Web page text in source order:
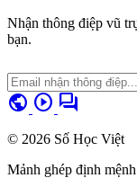
Nhận thông điệp vũ
bạn.
public play_circle forum
© 2026 Số Học Việt
Mảnh ghép định mệnh